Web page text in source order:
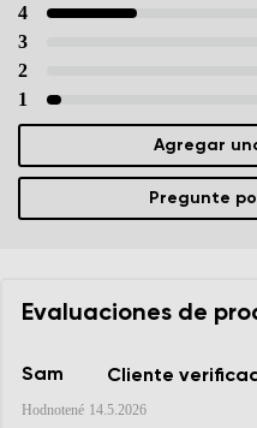
4
3
2
1
Agregar
Pregunte
Evaluaciones de
Sam Cliente
Hodnotené 14.5.2026